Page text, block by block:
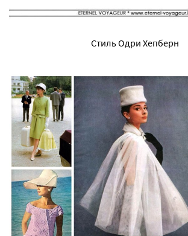
Стиль Одри Хепберн